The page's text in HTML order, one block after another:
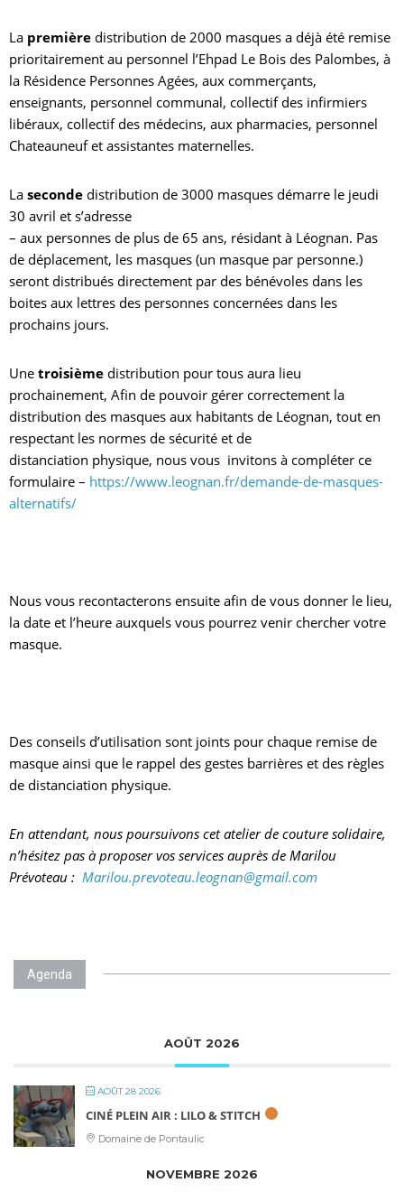
La première distribution de 2000 masques a déjà été remise
prioritairement au personnel l’Ehpad Le Bois des Palombes, à
la Résidence Personnes Agées, aux commerçants,
enseignants, personnel communal, collectif des infirmiers
libéraux, collectif des médecins, aux pharmacies, personnel
Chateauneuf et assistantes maternelles.
La seconde distribution de 3000 masques démarre le jeudi
30 avril et s’adresse
– aux personnes de plus de 65 ans, résidant à Léognan. Pas
de déplacement, les masques (un masque par personne.)
seront distribués directement par des bénévoles dans les
boites aux lettres des personnes concernées dans les
prochains jours.
Une troisième distribution pour tous aura lieu
prochainement, Afin de pouvoir gérer correctement la
distribution des masques aux habitants de Léognan, tout en
respectant les normes de sécurité et de
distanciation physique, nous vous invitons à compléter ce
formulaire – https://www.leognan.fr/demande-de-masques-
alternatifs/
Nous vous recontacterons ensuite afin de vous donner le lieu,
la date et l’heure auxquels vous pourrez venir chercher votre
masque.
Des conseils d’utilisation sont joints pour chaque remise de
masque ainsi que le rappel des gestes barrières et des règles
de distanciation physique.
En attendant, nous poursuivons cet atelier de couture solidaire,
n’hésitez pas à proposer vos services auprès de Marilou
Prévoteau : Marilou.prevoteau.leognan@gmail.com
Agenda
AOÛT 2026
AOÛT 28 2026
CINÉ PLEIN AIR : LILO & STITCH
Domaine de Pontaulic
NOVEMBRE 2026